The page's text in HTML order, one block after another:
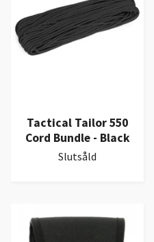
Tactical Tailor 550
Cord Bundle - Black
Slutsåld